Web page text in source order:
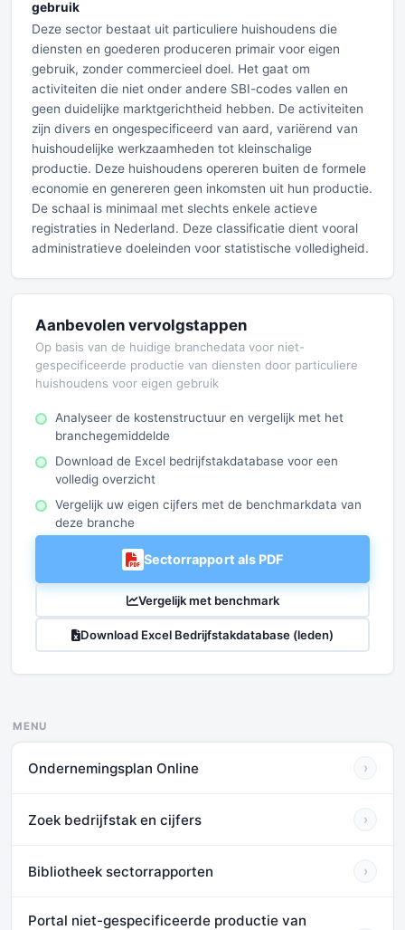
gebruik
Deze sector bestaat uit particuliere huishoudens die
diensten en goederen produceren primair voor eigen
gebruik, zonder commercieel doel. Het gaat om
activiteiten die niet onder andere SBI-codes vallen en
geen duidelijke marktgerichtheid hebben. De activiteiten
zijn divers en ongespecificeerd van aard, variërend van
huishoudelijke werkzaamheden tot kleinschalige
productie. Deze huishoudens opereren buiten de formele
economie en genereren geen inkomsten uit hun productie.
De schaal is minimaal met slechts enkele actieve
registraties in Nederland. Deze classificatie dient vooral
administratieve doeleinden voor statistische volledigheid.
Aanbevolen vervolgstappen
Op basis van de huidige branchedata voor niet-
gespecificeerde productie van diensten door particuliere
huishoudens voor eigen gebruik
Analyseer de kostenstructuur en vergelijk met het
branchegemiddelde
Download de Excel bedrijfstakdatabase voor een
volledig overzicht
Vergelijk uw eigen cijfers met de benchmarkdata van
deze branche
Sectorrapport als PDF
Vergelijk met benchmark
Download Excel Bedrijfstakdatabase (leden)
MENU
Ondernemingsplan Online ›
Zoek bedrijfstak en cijfers ›
Bibliotheek sectorrapporten ›
Portal niet-gespecificeerde productie van